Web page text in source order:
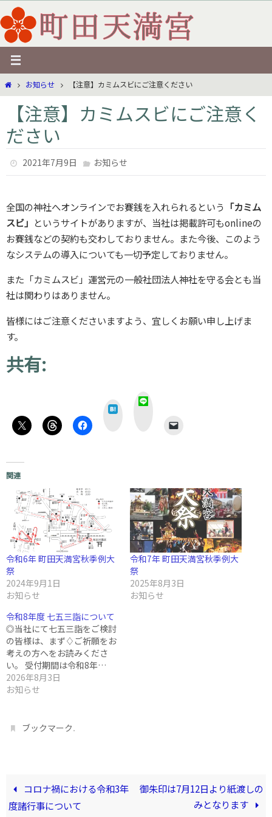
ン
テ
ツ
へ
ッ
プ
ホ
ー
ム
お知らせ 【注意】カミムスビにご注意ください
【注意】カミムスビにご注意く
ださい
2021年7月9日 お知らせ
全国の神社へオンラインでお賽銭を入れられるという 「カミム
スビ」 というサイトがありますが、当社は掲載許可もonlineの
お賽銭などの契約も交わしておりません。また今後、このよう
なシステムの導入についても一切予定しておりません。
また「カミムスビ」運営元の一般社団法人神社を守る会とも当
社は関わりはありません。
皆様にはご注意くださいますよう、宜しくお願い申し上げま
す。
共有:
関連
令和6年 町田天満宮秋季例大
祭
2024年9月1日
お知らせ
令和7年 町田天満宮秋季例大
祭
2025年8月3日
お知らせ
令和8年度 七五三詣について
◎当社にて七五三詣をご検討
の皆様は、まず♢ご祈願をお
考えの方へをお読みくださ
い。 受付期間は令和8年…
2026年8月3日
お知らせ
ブックマーク.
コロナ禍における令和3年
度諸行事について
御朱印は7月12日より紙渡しの
みとなります